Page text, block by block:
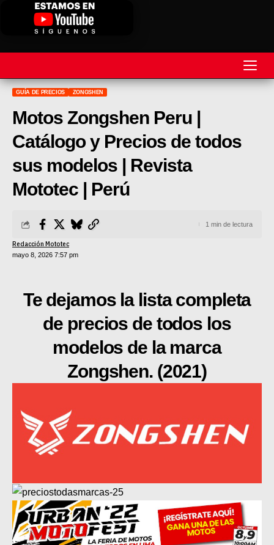
REVISTA
MOTOS
MOTOVELOCIDAD
MINICROSS
HARD ENDURO
CROSS COUNTRY
NACIONALES
MOBIL
GUÍA DE PRECIOS
MOTOS HONDA PERÚ
GUÍA DE PRECIOS ZONGSHEN
Motos Zongshen Peru |
Catálogo y Precios de todos
sus modelos | Revista
Mototec | Perú
mayo 8, 2026 7:57 pm
Redacción Mototec
1 min de lectura
Te dejamos la lista completa
de precios de todos los
modelos de la marca
Zongshen. (2021)